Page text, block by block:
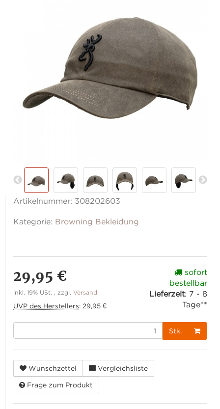
Artikelnummer: 308202603
Kategorie: Browning Bekleidung
29,95 €
inkl. 19% USt. , zzgl.Versand
UVP des Herstellers: 29,95 €
sofort
bestellbar
Lieferzeit: 7 - 8
Tage**
Stk.
Wunschzettel Vergleichsliste
Frage zum Produkt